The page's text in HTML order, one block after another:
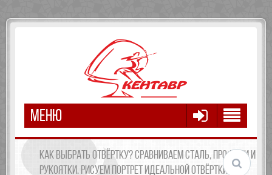
МЕНЮ
КАК ВЫБРАТЬ ОТВЁРТКУ? СРАВНИВАЕМ СТАЛЬ, ПРОФИЛИ И
РУКОЯТКИ. РИСУЕМ ПОРТРЕТ ИДЕАЛЬНОЙ ОТВЁРТКИ!